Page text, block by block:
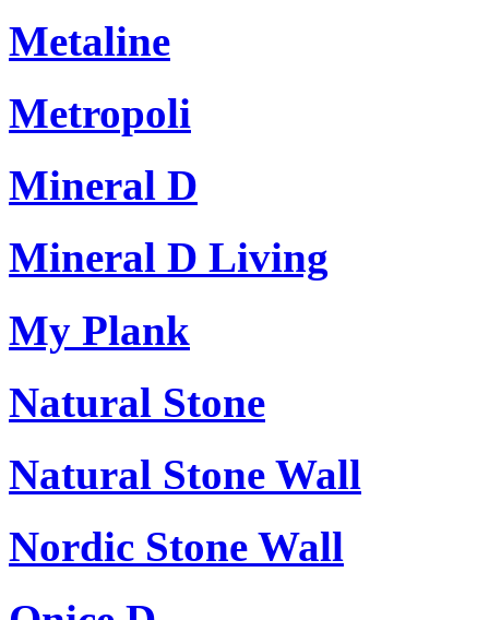
Metaline
Metropoli
Mineral D
Mineral D Living
My Plank
Natural Stone
Natural Stone Wall
Nordic Stone Wall